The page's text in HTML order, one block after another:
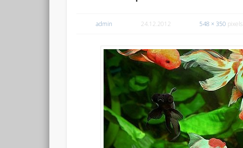
admin 24.12.2012 548 × 350 pixels